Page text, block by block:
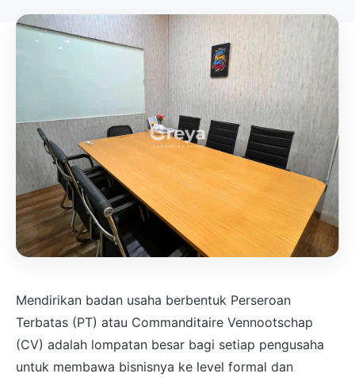
Mendirikan badan usaha berbentuk Perseroan
Terbatas (PT) atau Commanditaire Vennootschap
(CV) adalah lompatan besar bagi setiap pengusaha
untuk membawa bisnisnya ke level formal dan